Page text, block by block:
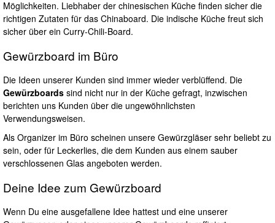
Möglichkeiten. Liebhaber der chinesischen Küche finden sicher die
richtigen Zutaten für das Chinaboard. Die indische Küche freut sich
sicher über ein Curry-Chili-Board.
Gewürzboard im Büro
Die Ideen unserer Kunden sind immer wieder verblüffend. Die
Gewürzboards sind nicht nur in der Küche gefragt, inzwischen
berichten uns Kunden über die ungewöhnlichsten
Verwendungsweisen.
Als Organizer im Büro scheinen unsere Gewürzgläser sehr beliebt zu
sein, oder für Leckerlies, die dem Kunden aus einem sauber
verschlossenen Glas angeboten werden.
Deine Idee zum Gewürzboard
Wenn Du eine ausgefallene Idee hattest und eine unserer